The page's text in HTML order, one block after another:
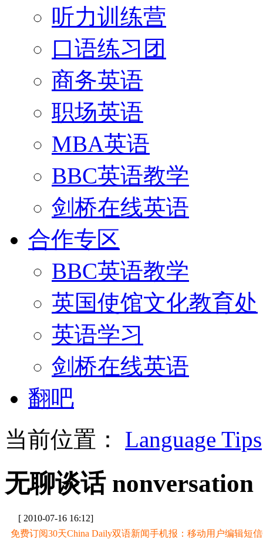
听力训练营
口语练习团
商务英语
职场英语
MBA英语
BBC英语教学
剑桥在线英语
合作专区
BBC英语教学
英国使馆文化教育处
英语学习
剑桥在线英语
翻吧
当前位置： Language Tips
无聊谈话 nonversation
[ 2010-07-16 16:12]
免费订阅30天China Daily双语新闻手机报：移动用户编辑短信